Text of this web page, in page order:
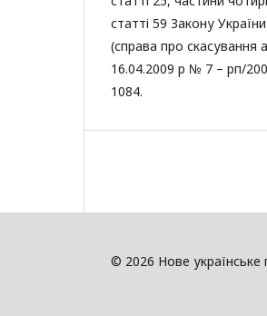
статті 59 Закону
(справа про скасування
16.04.2009 р № 7 – рп/
1084.
© 2026 Нове українське